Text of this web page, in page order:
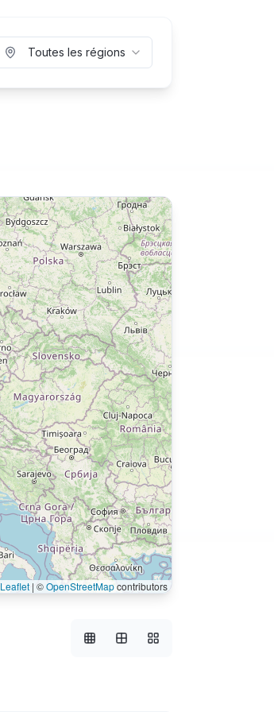
Toutes les régions
Leaflet | ©OpenStreetMapcontributors